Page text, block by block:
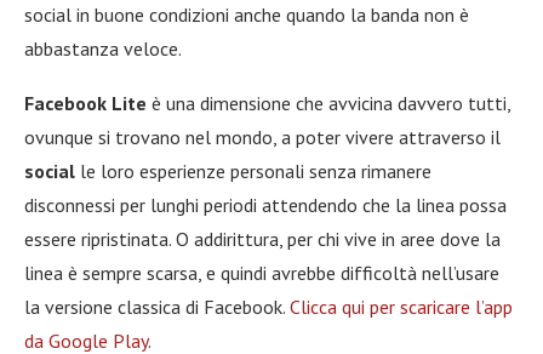
social in buone condizioni anche quando la banda non è
abbastanza veloce.
Facebook Lite è una dimensione che avvicina davvero tutti,
ovunque si trovano nel mondo, a poter vivere attraverso il
social le loro esperienze personali senza rimanere
disconnessi per lunghi periodi attendendo che la linea possa
essere ripristinata. O addirittura, per chi vive in aree dove la
linea è sempre scarsa, e quindi avrebbe difficoltà nell’usare
la versione classica di Facebook. Clicca qui per scaricare l’app
da Google Play.